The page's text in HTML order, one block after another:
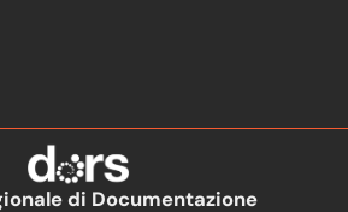
di Documentazione